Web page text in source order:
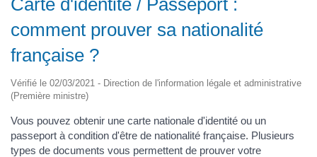
comment prouver sa nationalité
française ?
Vérifié le 02/03/2021 - Direction de l'information légale et administrative
(Première ministre)
Vous pouvez obtenir une carte nationale d'identité ou un
passeport à condition d'être de nationalité française. Plusieurs
types de documents vous permettent de prouver votre